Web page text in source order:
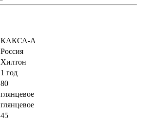
КАКСА-А
Россия
Хилтон
1 год
80
глянцевое
глянцевое
45